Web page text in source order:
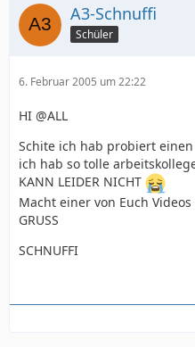
A3-Schnuffi
Schüler
6. Februar 2005 um 22:22
HI @ALL
Schite ich hab probiert
ich hab so tolle
KANN LEIDER NICHT
Macht einer von Euch Videos
GRUSS
SCHNUFFI